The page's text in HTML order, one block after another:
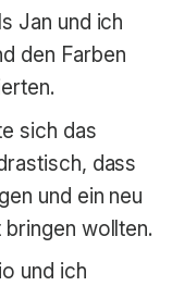
Jan und ich
den Farben
sich das
dass
und ein neu
wollten.
und ich